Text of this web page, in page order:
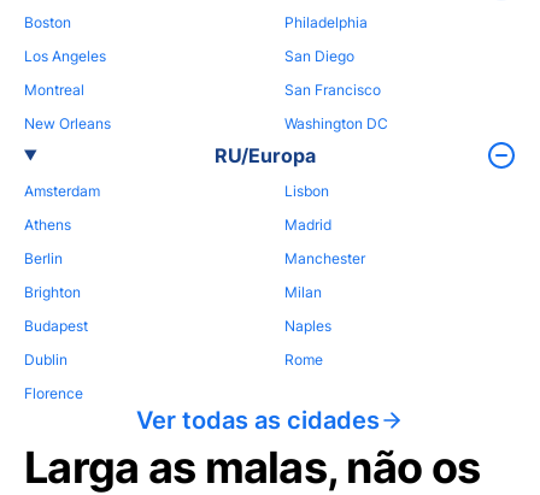
Boston
Los Angeles
Montreal
New Orleans
Philadelphia
San Diego
San Francisco
Washington DC
RU/Europa
Amsterdam
Athens
Berlin
Brighton
Budapest
Dublin
Florence
Lisbon
Madrid
Manchester
Milan
Naples
Rome
Ver todas as cidades
Larga as malas, não os